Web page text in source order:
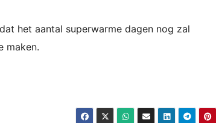
het aantal superwarme dagen nog zal
maken.